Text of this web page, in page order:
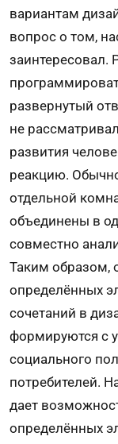
вариантам
вопрос о том,
заинтересовал.
развернутый
не
развития
реакцию.
отдельной
объединены в
совместно
Таким образом,
определённых
сочетаний в
формируются с
социального
потребителей.
дает
определённых